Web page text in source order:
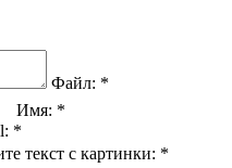
Файл: *
Имя: *
*
текст с картинки: *